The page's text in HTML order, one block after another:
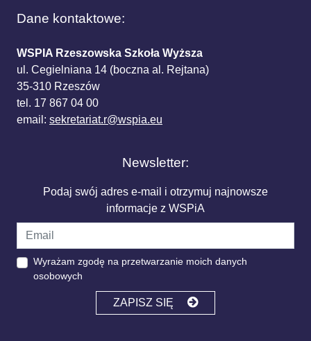
Dane kontaktowe:
WSPIA Rzeszowska Szkoła Wyższa
ul. Cegielniana 14 (boczna al. Rejtana)
35-310 Rzeszów
tel. 17 867 04 00
email: sekretariat.r@wspia.eu
Newsletter:
Podaj swój adres e-mail i otrzymuj najnowsze
informacje z WSPiA
Wyrażam zgodę na przetwarzanie moich danych
osobowych
ZAPISZ SIĘ